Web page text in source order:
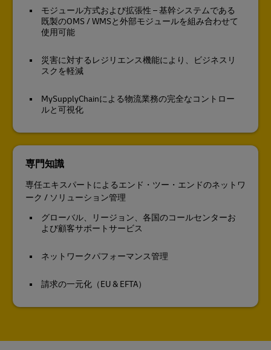
モジュール方式および拡張性 – 基幹システムである
既製のOMS / WMSと外部モジュールを組み合わせて
使用可能
災害に対するレジリエンス機能により、ビジネスリ
スクを軽減
MySupplyChainによる物流業務の完全なコントロー
ルと可視化
専門知識
専任エキスパートによるエンド・ツー・エンドのネットワ
ーク / ソリューション管理
グローバル、リージョン、各国のコールセンターお
よび顧客サポートサービス
ネットワークパフォーマンス管理
請求の一元化（EU & EFTA）